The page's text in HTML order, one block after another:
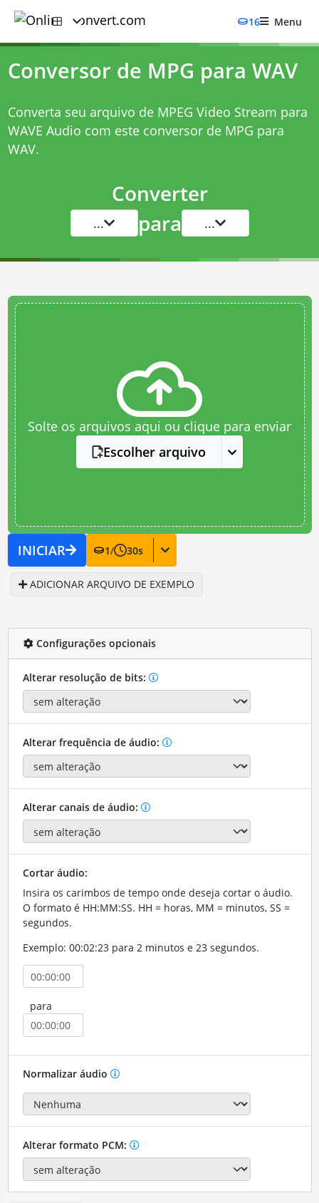
16 Menu
Conversor de MPG para WAV
Converta seu arquivo de MPEG Video Stream para
WAVE Audio com este conversor de MPG para
WAV.
Converter
... para ...
Solte os arquivos aqui ou clique para enviar
Escolher arquivo
INICIAR 1/ 30s
ADICIONAR ARQUIVO DE EXEMPLO
Configurações opcionais
Alterar resolução de bits:
Alterar frequência de áudio:
Alterar canais de áudio:
Cortar áudio:
Insira os carimbos de tempo onde deseja cortar o áudio.
O formato é HH:MM:SS. HH = horas, MM = minutos, SS =
segundos.
Exemplo: 00:02:23 para 2 minutos e 23 segundos.
para
Normalizar áudio
Alterar formato PCM: